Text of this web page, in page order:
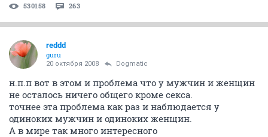
530158 263
reddd
guru
20 октября 2008 Dogmatic
н.п.п вот в этом и проблема что у мужчин и женщин
не осталось ничего общего кроме секса.
точнее эта проблема как раз и наблюдается у
одиноких мужчин и одиноких женщин.
А в мире так много интересного